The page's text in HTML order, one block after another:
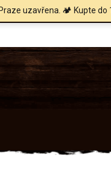
uzavřena. 🏕️ Kupte